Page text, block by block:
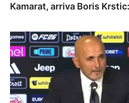
Kamarat, arriva Boris